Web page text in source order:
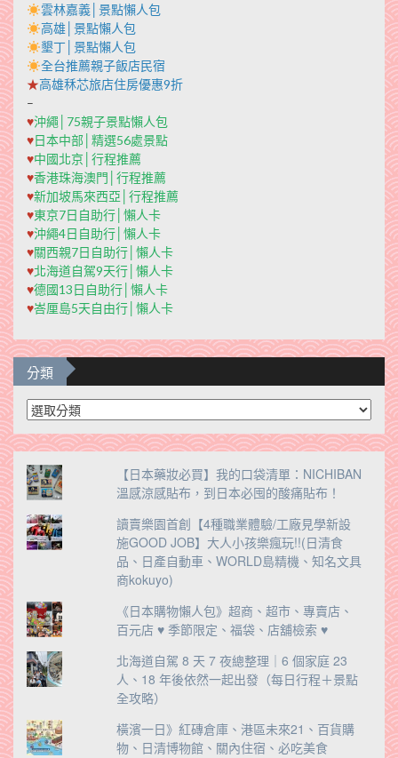
雲林嘉義│景點懶人包
高雄│景點懶人包
墾丁│景點懶人包
全台推薦親子飯店民宿
★高雄秝芯旅店住房優惠9折
–
♥沖繩│75親子景點懶人包
♥日本中部│精選56處景點
♥中國北京│行程推薦
♥香港珠海澳門│行程推薦
♥新加坡馬來西亞│行程推薦
♥東京7日自助行│懶人卡
♥沖繩4日自助行│懶人卡
♥關西親7日自助行│懶人卡
♥北海道自駕9天行│懶人卡
♥德國13日自助行│懶人卡
♥峇厘島5天自由行│懶人卡
分類
分
類
【日本藥妝必買】我的口袋清單：NICHIBAN
溫感涼感貼布，到日本必囤的酸痛貼布！
讀賣樂園首創【4種職業體驗/工廠見學新設
施GOOD JOB】大人小孩樂瘋玩!!(日清食
品、日產自動車、WORLD島精機、知名文具
商kokuyo)
《日本購物懶人包》超商、超市、專賣店、
百元店 ♥ 季節限定、福袋、店舖檢索 ♥
北海道自駕 8 天 7 夜總整理｜6 個家庭 23
人、18 年後依然一起出發（每日行程＋景點
全攻略）
橫濱一日》紅磚倉庫、港區未來21、百貨購
物、日清博物館、關內住宿、必吃美食